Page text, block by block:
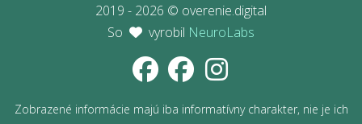
2019 - 2026 © overenie.digital
So
vyrobil NeuroLabs
Zobrazené informácie majú iba informatívny charakter, nie je ich